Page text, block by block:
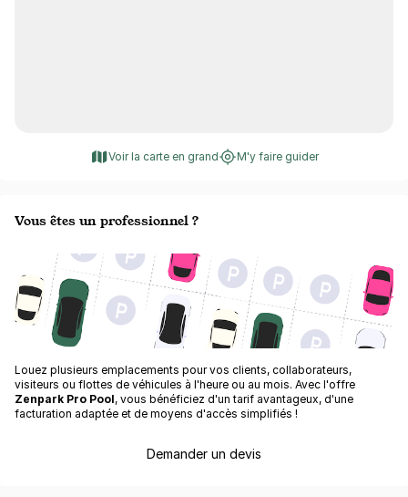
Voir la carte en grand M'y faire guider
Vous êtes un professionnel ?
Louez plusieurs emplacements pour vos clients, collaborateurs,
visiteurs ou flottes de véhicules à l'heure ou au mois. Avec l'offre
Zenpark Pro Pool, vous bénéficiez d'un tarif avantageux, d'une
facturation adaptée et de moyens d'accès simplifiés !
Demander un devis